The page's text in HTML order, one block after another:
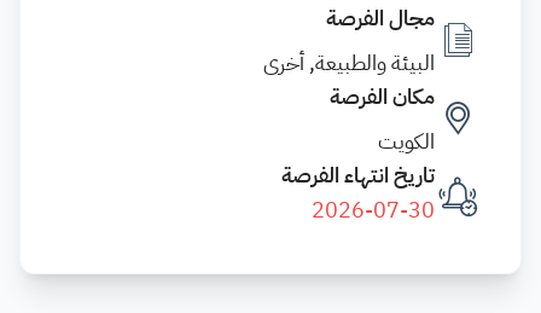
مجال الفرصة
البيئة والطبيعة, أخرى
مكان الفرصة
الكويت
تاريخ انتهاء الفرصة
2026-07-30